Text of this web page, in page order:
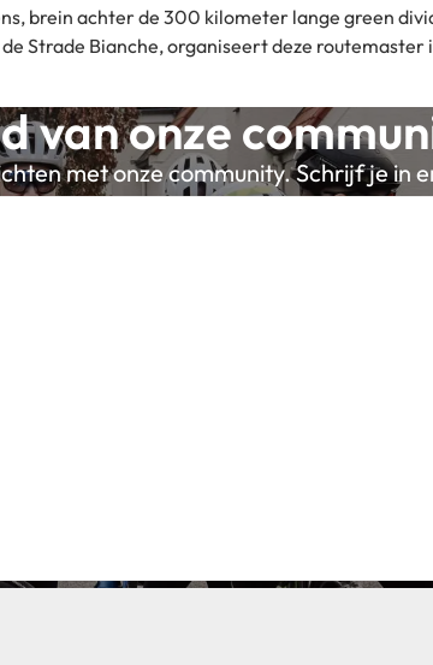
brein achter de 300 kilometer lange green
Strade Bianche, organiseert deze
van onze
met onze community. Schrijf je in